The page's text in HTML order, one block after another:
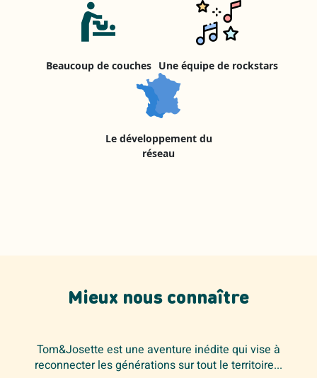
Beaucoup de couches Une équipe de rockstars
Le développement du
réseau
Mieux nous connaître
Tom&Josette est une aventure inédite qui vise à
reconnecter les générations sur tout le territoire...